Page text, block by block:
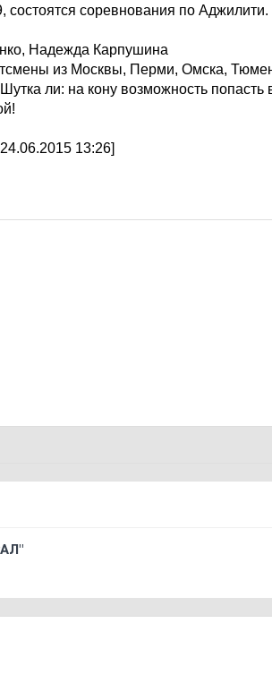
состоятся соревнования по
Надежда Карпушина
из Москвы, Перми, Омска,
ли: на кону возможность
13:26]